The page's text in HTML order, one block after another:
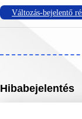
Változás-bejelentő
Hibabejelentés